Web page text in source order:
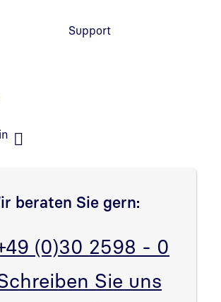
Support
beraten Sie gern:
(0)30 2598 - 0
Mail:
Sie uns